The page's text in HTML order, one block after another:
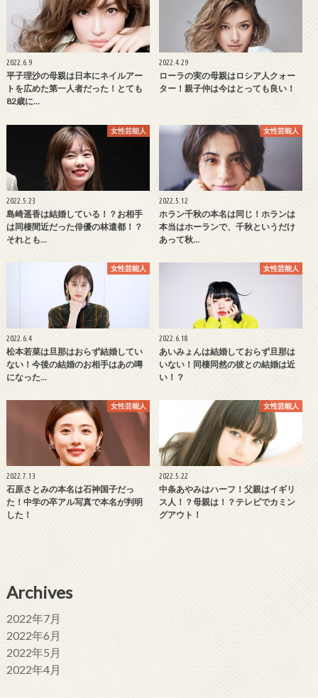
2022.6.9
平子理沙の母親は日本にネイルアー
トを広めた第一人者だった！とても
82歳に…
2022.4.29
ローラの実の母親はロシア人クォー
ター！親子仲は今はとっても良い！
女性芸能人
2022.5.23
島崎遥香は結婚している！？お相手
は同棲間近だった俳優の林遣都！？
それとも…
女性芸能人
2022.5.12
ホラン千秋の本名は同じ！ホランは
本当はホーランで、千秋というだけ
あって秋…
女性芸能人
2022.6.4
松本若菜は旦那はおらず結婚してい
ない！今後の結婚のお相手はあの噂
になった…
女性芸能人
2022.6.18
あいみょんは結婚しておらず旦那は
いない！同棲同然の彼との結婚は近
い！？
女性芸能人
2022.7.13
石原さとみの本名は石神国子だっ
た！中学の卒アル写真で本名が判明
した！
女性芸能人
2022.5.22
中条あやみはハーフ！父親はイギリ
ス人！？母親は！？テレビでカミン
グアウト！
Archives
2022年7月
2022年6月
2022年5月
2022年4月